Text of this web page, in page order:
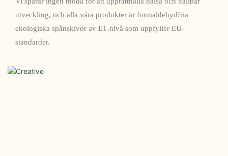
utveckling, och alla våra produkter är formaldehydfria
ekologiska spånskivor av E1-nivå som uppfyller EU-
standarder.